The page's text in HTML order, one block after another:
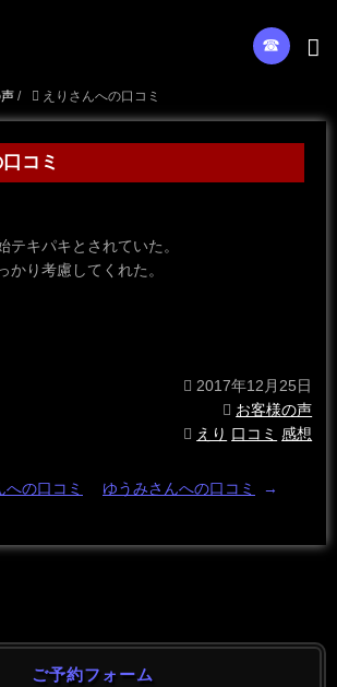
☎︎
/ えりさんへの口コミ
コミ
テキパキとされていた。
かり考慮してくれた。
2017年12月25日
お客様の声
えり 口コミ 感想
への口コミ ゆうみさんへの口コミ →
ご予約フォーム